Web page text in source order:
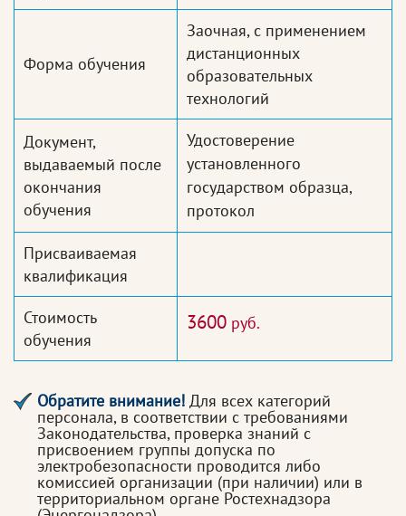
Форма обучения
Заочная, с применением
дистанционных
образовательных
технологий
Документ,
выдаваемый после
окончания
обучения
Удостоверение
установленного
государством образца,
протокол
Присваиваемая
квалификация
Стоимость
обучения
3600 руб.
Обратите внимание! Для всех категорий
персонала, в соответствии с требованиями
Законодательства, проверка знаний с
присвоением группы допуска по
электробезопасности проводится либо
комиссией организации (при наличии) или в
территориальном органе Ростехнадзора